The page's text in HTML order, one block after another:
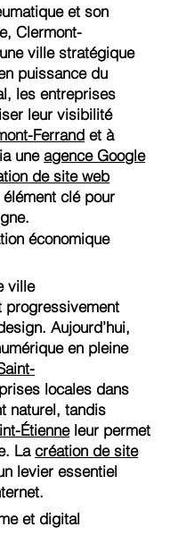
et son
Clermont-
ville stratégique
puissance du
les entreprises
leur visibilité
Ferrand et à
uneagence Google
de site web
clé pour
économique
ville
progressivement
Aujourd’hui,
en pleine
locales dans
naturel, tandis
Étienneleur permet
Lacréation de site
levier essentiel
et digital